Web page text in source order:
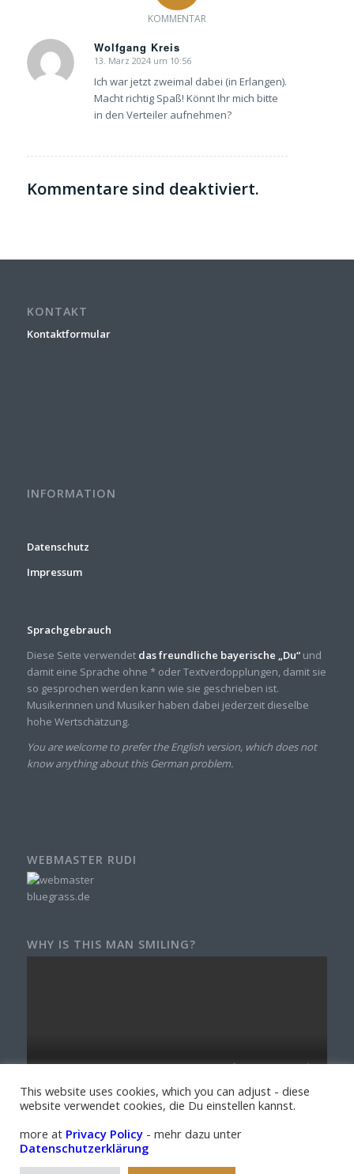
KOMMENTAR
Wolfgang Kreis
sagte:
13. März 2024 um 10:56
Ich war jetzt zweimal dabei (in Erlangen).
Macht richtig Spaß! Könnt Ihr mich bitte
in den Verteiler aufnehmen?
Kommentare sind deaktiviert.
KONTAKT
Kontaktformular
INFORMATION
Datenschutz
Impressum
Sprachgebrauch
Diese Seite verwendet das freundliche bayerische „Du“und
damit eine Sprache ohne * oder Textverdopplungen, damit sie
so gesprochen werden kann wie sie geschrieben ist.
Musikerinnen und Musiker haben dabei jederzeit dieselbe
hohe Wertschätzung.
You are welcome to prefer the English version, which does not
know anything about this German problem.
WEBMASTER RUDI
WHY IS THIS MAN SMILING?
This website uses cookies, which you can adjust - diese
website verwendet cookies, die Du einstellen kannst.
more at Privacy Policy - mehr dazu unter
Datenschutzerklärung